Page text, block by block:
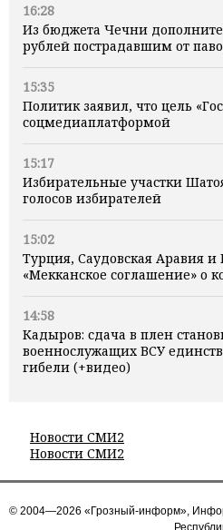
16:28
Из бюджета Чечни
рублей пострадавшим от
15:35
Политик заявил, что цель
соцмедиаплатформой
15:17
Избирательные участки
голосов избирателей
15:02
Турция, Саудовская Аравия
«Мекканское соглашение» о
14:58
Кадыров: сдача в плен
военнослужащих ВСУ
гибели (+видео)
Новости СМИ2
Новости СМИ2
© 2004—2026 «Грозный-информ»,